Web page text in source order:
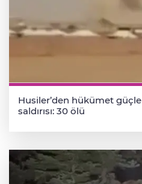
Husiler’den hükümet
saldırısı: 30 ölü